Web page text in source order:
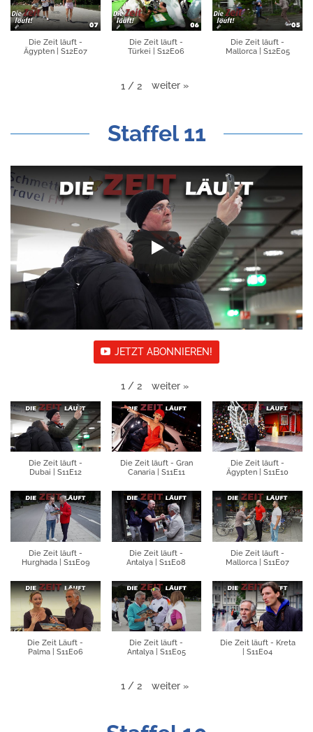
Die Zeit läuft -
Ägypten | S12E07
Die Zeit läuft -
Türkei | S12E06
Die Zeit läuft -
Mallorca | S12E05
1 / 2 weiter »
Staffel 11
JETZT ABONNIEREN!
1 / 2 weiter »
Die Zeit läuft -
Dubai | S11E12
Die Zeit läuft - Gran
Canaria | S11E11
Die Zeit läuft -
Ägypten | S11E10
Die Zeit läuft -
Hurghada | S11E09
Die Zeit läuft -
Antalya | S11E08
Die Zeit läuft -
Mallorca | S11E07
Die Zeit Läuft -
Palma | S11E06
Die Zeit läuft -
Antalya | S11E05
Die Zeit läuft - Kreta
| S11E04
1 / 2 weiter »